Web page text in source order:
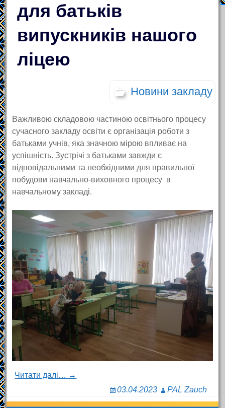
для батьків
випускників нашого
ліцею
Новини закладу
Важливою складовою частиною освітнього процесу
сучасного закладу освіти є організація роботи з
батьками учнів, яка значною мірою впливає на
успішність. Зустрічі з батьками завжди є
відповідальними та необхідними для правильної
побудови навчально-виховного процесу в
навчальному закладі.
Читати далі… →
03.04.2023
PAL Zauch